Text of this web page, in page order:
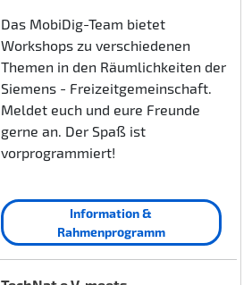
Das MobiDig-Team bietet
Workshops zu verschiedenen
Themen in den Räumlichkeiten der
Siemens - Freizeitgemeinschaft.
Meldet euch und eure Freunde
gerne an. Der Spaß ist
vorprogrammiert!
Information &
Rahmenprogramm